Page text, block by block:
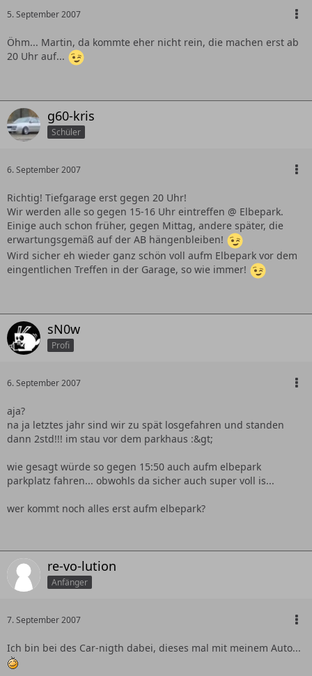
5. September 2007
Öhm... Martin, da kommte eher nicht rein, die machen erst ab
20 Uhr auf...
g60-kris
Schüler
6. September 2007
Richtig! Tiefgarage erst gegen 20 Uhr!
Wir werden alle so gegen 15-16 Uhr eintreffen @ Elbepark.
Einige auch schon früher, gegen Mittag, andere später, die
erwartungsgemäß auf der AB hängenbleiben!
Wird sicher eh wieder ganz schön voll aufm Elbepark vor dem
eingentlichen Treffen in der Garage, so wie immer!
sN0w
Profi
6. September 2007
aja?
na ja letztes jahr sind wir zu spät losgefahren und standen
dann 2std!!! im stau vor dem parkhaus :&gt;
wie gesagt würde so gegen 15:50 auch aufm elbepark
parkplatz fahren... obwohls da sicher auch super voll is...
wer kommt noch alles erst aufm elbepark?
re-vo-lution
Anfänger
7. September 2007
Ich bin bei des Car-nigth dabei, dieses mal mit meinem Auto...